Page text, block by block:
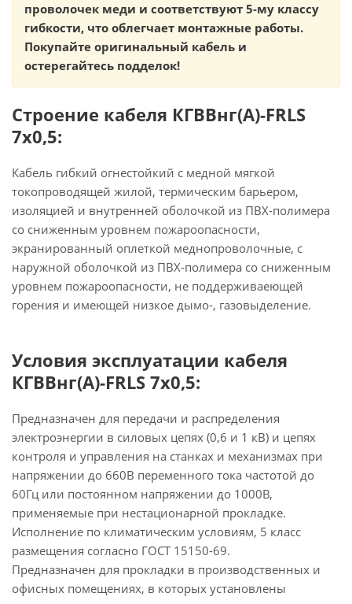
проволочек меди и соответствуют 5-му классу
гибкости, что облегчает монтажные работы.
Покупайте оригинальный кабель и
остерегайтесь подделок!
Строение кабеля КГВВнг(А)-FRLS
7х0,5:
Кабель гибкий огнестойкий с медной мягкой
токопроводящей жилой, термическим барьером,
изоляцией и внутренней оболочкой из ПВХ-полимера
со сниженным уровнем пожароопасности,
экранированный оплеткой меднопроволочные, с
наружной оболочкой из ПВХ-полимера со сниженным
уровнем пожароопасности, не поддерживаеющей
горения и имеющей низкое дымо-, газовыделение.
Условия эксплуатации кабеля
КГВВнг(А)-FRLS 7х0,5:
Предназначен для передачи и распределения
электроэнергии в силовых цепях (0,6 и 1 кВ) и цепях
контроля и управления на станках и механизмах при
напряжении до 660В переменного тока частотой до
60Гц или постоянном напряжении до 1000В,
применяемые при нестационарной прокладке.
Исполнение по климатическим условиям, 5 класс
размещения согласно ГОСТ 15150-69.
Предназначен для прокладки в производственных и
офисных помещениях, в которых установлены